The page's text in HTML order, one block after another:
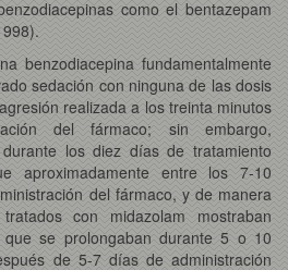
como el bentazepam
benzodiacepina fundamentalmente
sedación con ninguna de las dosis
realizada a los treinta minutos
del fármaco; sin embargo,
los diez días de tratamiento
aproximadamente entre los 7-10
del fármaco, y de manera
con midazolam mostraban
que se prolongaban durante 5 o 10
de 5-7 días de administración